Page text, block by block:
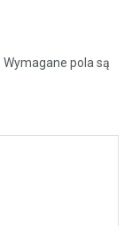
Wymagane pola są